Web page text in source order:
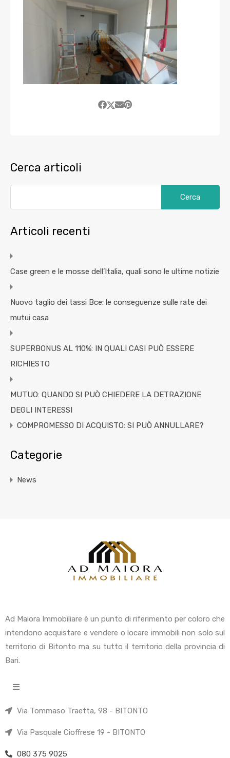
Cerca articoli
Articoli recenti
Case green e le mosse dell’Italia, quali sono le ultime notizie
Nuovo taglio dei tassi Bce: le conseguenze sulle rate dei
mutui casa
SUPERBONUS AL 110%: IN QUALI CASI PUÒ ESSERE
RICHIESTO
MUTUO: QUANDO SI PUÒ CHIEDERE LA DETRAZIONE
DEGLI INTERESSI
COMPROMESSO DI ACQUISTO: SI PUÒ ANNULLARE?
Categorie
News
Ad Maiora Immobiliare è un punto di riferimento per coloro che
intendono acquistare e vendere o locare immobili non solo sul
territorio di Bitonto ma su tutto il territorio della provincia di
Bari.
Via Tommaso Traetta, 98 - BITONTO
Via Pasquale Cioffrese 19 - BITONTO
080 375 9025